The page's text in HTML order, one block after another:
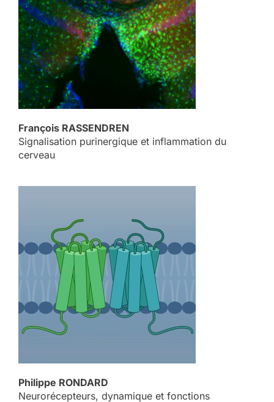
François RASSENDREN
Signalisation purinergique et inflammation du
cerveau
Philippe RONDARD
Neurorécepteurs, dynamique et fonctions